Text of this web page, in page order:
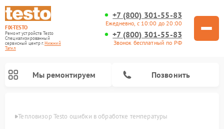
FIX-TESTO
Ремонт устройств Testo
Специализированный
cервисный центр г.Нижний
Тагил
+7 (800) 301-55-83
Ежедневно, с 10:00 до 20:00
+7 (800) 301-55-83
Звонок бесплатный по РФ
Мы ремонтируем Позвонить
Тепловизор Testo ошибки в обработке температуры